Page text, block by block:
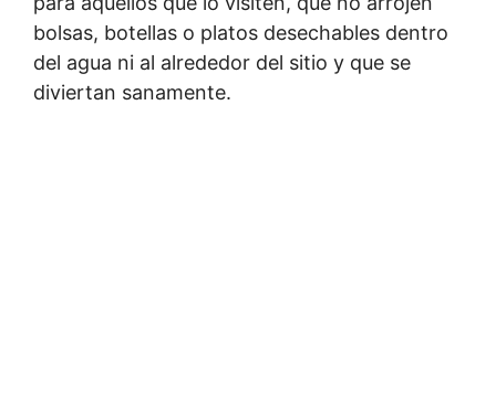
bolsas, botellas o platos desechables dentro
del agua ni al alrededor del sitio y que se
diviertan sanamente.